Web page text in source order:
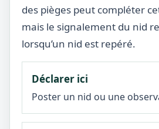
des pièges peut compléter
mais le signalement du nid
lorsqu’un nid est repéré.
Déclarer ici
Poster un nid ou une